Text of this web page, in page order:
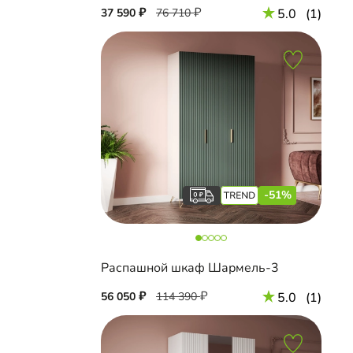
37 590 76 710 5.0 (1)
-51%
Распашной шкаф Шармель-3
56 050 114 390 5.0 (1)